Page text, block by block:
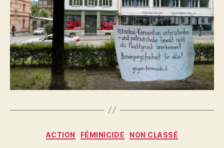
Catégories
ACTION FÉMINICIDE NON CLASSÉ